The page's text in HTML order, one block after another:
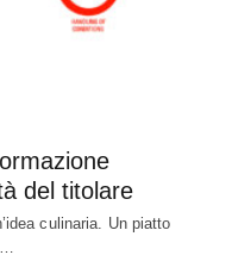
del titolare
culinaria. Un piatto